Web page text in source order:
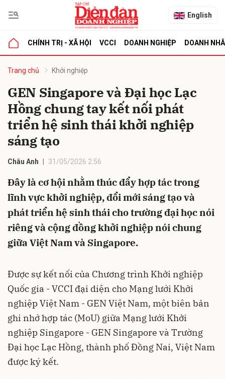
English
CHÍNH TRỊ - XÃ HỘI VCCI DOANH NGHIỆP DOANH
Trang chủ Khởi nghiệp
GEN Singapore và Đại học Lạc
Hồng chung tay kết nối phát
triển hệ sinh thái khởi nghiệp
sáng tạo
Châu Anh 31/05/2026 2:56
Đây là cơ hội nhằm thúc đẩy hợp tác trong
lĩnh vực khởi nghiệp, đổi mới sáng tạo và
phát triển hệ sinh thái cho trường đại học nói
riêng và cộng đồng khởi nghiệp nói chung
giữa Việt Nam và Singapore.
Được sự kết nối của Chương trình Khởi nghiệp
Quốc gia - VCCI đại diện cho Mạng lưới Khởi
nghiệp Việt Nam - GEN Việt Nam, một biên bản
ghi nhớ hợp tác (MoU) giữa Mạng lưới Khởi
nghiệp Singapore - GEN Singapore và Trường
Đại học Lạc Hồng, thành phố Đồng Nai, Việt Nam
được ký kết.
luận